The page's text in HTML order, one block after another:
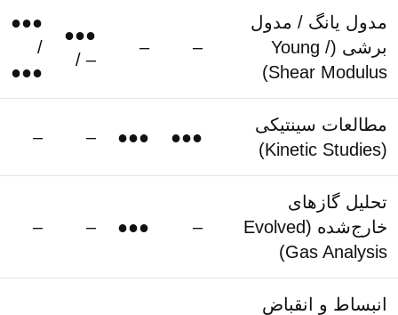
مدول یانگ / مدول
برشی (Young /
Shear Modulus)
–
–
●●●
/ –
●●●
/
●●●
مطالعات سینتیکی
(Kinetic Studies)
●●●
●●●
–
–
تحلیل گازهای
خارج‌شده (Evolved
Gas Analysis)
–
●●●
–
–
انبساط و انقباض